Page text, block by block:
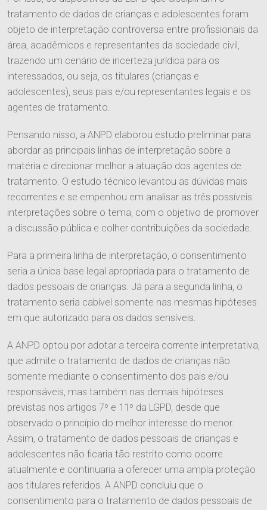
O Escritório
Quem Somos
Responsabilidade Social
Equipe
Áreas de Atuação
Tributário
Cível
Trabalhista
Agronegócio
Digital
Societário e M&A
Publicações
Imprensa
Informativos
Ver Todos
Contato
Entre em Contato
Trabalhe Conosco
tratamento de dados de crianças e adolescentes foram
objeto de interpretação controversa entre profissionais da
área, acadêmicos e representantes da sociedade civil,
trazendo um cenário de incerteza jurídica para os
interessados, ou seja, os titulares (crianças e
adolescentes), seus pais e/ou representantes legais e os
agentes de tratamento.
Pensando nisso, a ANPD elaborou estudo preliminar para
abordar as principais linhas de interpretação sobre a
matéria e direcionar melhor a atuação dos agentes de
tratamento. O estudo técnico levantou as dúvidas mais
recorrentes e se empenhou em analisar as três possíveis
interpretações sobre o tema, com o objetivo de promover
a discussão pública e colher contribuições da sociedade.
Para a primeira linha de interpretação, o consentimento
seria a única base legal apropriada para o tratamento de
dados pessoais de crianças. Já para a segunda linha, o
tratamento seria cabível somente nas mesmas hipóteses
em que autorizado para os dados sensíveis.
A ANPD optou por adotar a terceira corrente interpretativa,
que admite o tratamento de dados de crianças não
somente mediante o consentimento dos pais e/ou
responsáveis, mas também nas demais hipóteses
previstas nos artigos 7º e 11º da LGPD, desde que
observado o princípio do melhor interesse do menor.
Assim, o tratamento de dados pessoais de crianças e
adolescentes não ficaria tão restrito como ocorre
atualmente e continuaria a oferecer uma ampla proteção
aos titulares referidos. A ANPD concluiu que o
consentimento para o tratamento de dados pessoais de